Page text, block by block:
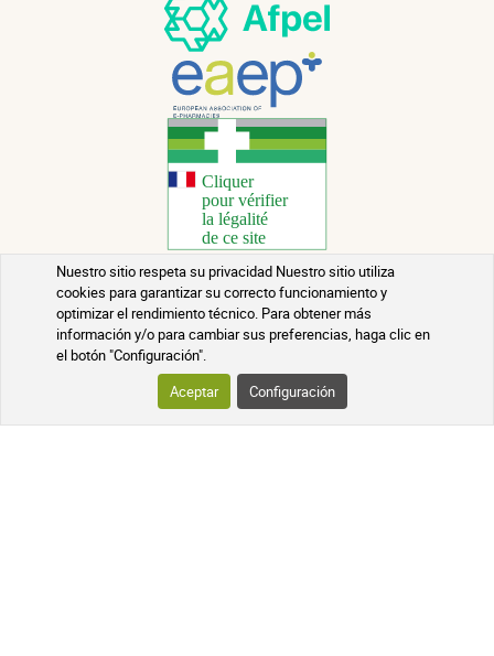
Nuestro sitio respeta su privacidad Nuestro sitio utiliza
cookies para garantizar su correcto funcionamiento y
optimizar el rendimiento técnico. Para obtener más
información y/o para cambiar sus preferencias, haga clic en
el botón "Configuración".
Aceptar
Configuración
Copyright 2026 - Todos los derechos reservados
Consejos de Salud